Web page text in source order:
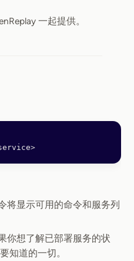
一起提供。
>
将显示可用的命令和服务列
你想了解已部署服务的状
知道的一切。